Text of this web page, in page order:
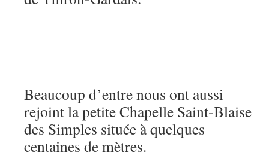
Beaucoup d’entre nous ont aussi
rejoint la petite Chapelle Saint-Blaise
des Simples située à quelques
centaines de mètres.